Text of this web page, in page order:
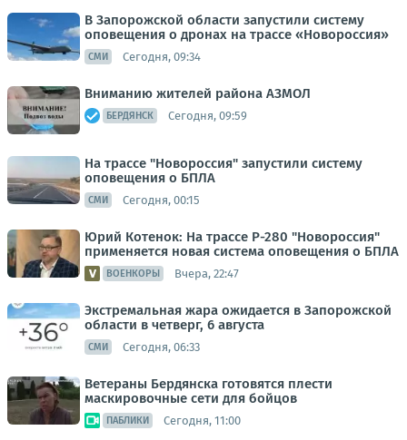
В Запорожской области запустили систему
оповещения о дронах на трассе «Новороссия»
СМИ Сегодня, 09:34
Вниманию жителей района АЗМОЛ
БЕРДЯНСК Сегодня, 09:59
На трассе "Новороссия" запустили систему
оповещения о БПЛА
СМИ Сегодня, 00:15
Юрий Котенок: На трассе Р-280 "Новороссия"
применяется новая система оповещения о БПЛА
ВОЕНКОРЫ Вчера, 22:47
Экстремальная жара ожидается в Запорожской
области в четверг, 6 августа
СМИ Сегодня, 06:33
Ветераны Бердянска готовятся плести
маскировочные сети для бойцов
ПАБЛИКИ Сегодня, 11:00